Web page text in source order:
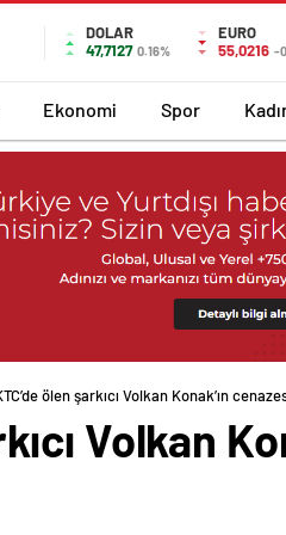
DOLAR
47,7127 0.16%
EURO
55,0216 -
Ekonomi Spor
ölen şarkıcı Volkan Konak’ın
Volkan